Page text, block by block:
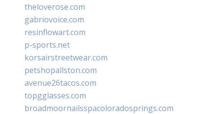
theloverose.com
gabriovoice.com
resinflowart.com
p-sports.net
korsairstreetwear.com
petshopallston.com
avenue26tacos.com
topgglasses.com
broadmoornailsspacoloradosprings.com